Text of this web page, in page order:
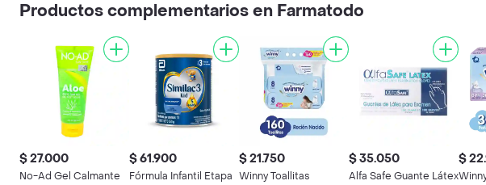
Productos complementarios en Farmatodo
$ 27.000
No-Ad Gel Calmante
$ 61.900
Fórmula Infantil Etapa
$ 21.750
Winny Toallitas
$ 35.050
Alfa Safe Guante Látex
$